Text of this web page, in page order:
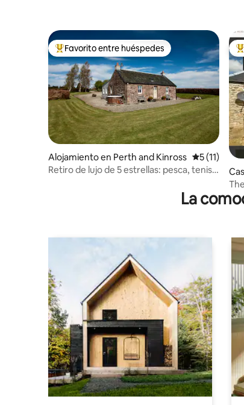
Favorito entre huéspedes preferido
Favorito entre huéspedes
Alojamiento en Perth and Kinross Calificación
5 (11)
Retiro de lujo de 5 estrellas: pesca, tenis,
en
La